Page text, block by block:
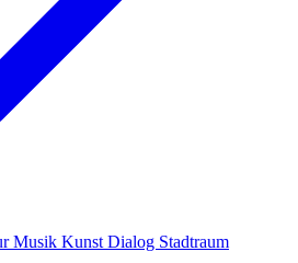
Musik Kunst Dialog Stadtraum